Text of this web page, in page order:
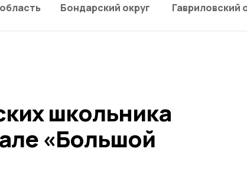
Бондарский округ Гавриловский
школьника
«Большой